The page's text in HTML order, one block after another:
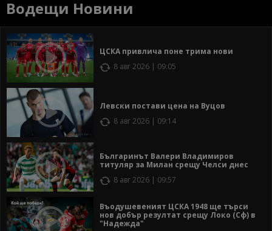
Водещи Новини
ЦСКА привлича поне трима нови
8 авг 2026 | 09:05
Левски постави цена на Вуцов
8 авг 2026 | 09:14
Българинът Валери Владимиров
титуляр за Милан срещу Челси днес
8 авг 2026 | 09:57
Въодушевеният ЦСКА 1948 ще търси
нов добър резултат срещу Локо (Сф) в
"Надежда"